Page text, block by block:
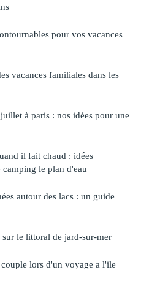
pour vos vacances
vacances familiales dans les
à paris : nos idées pour une
il fait chaud : idées
camping le plan d'eau
autour des lacs : un guide
sur le littoral de jard-sur-mer
lors d'un voyage a l'ile